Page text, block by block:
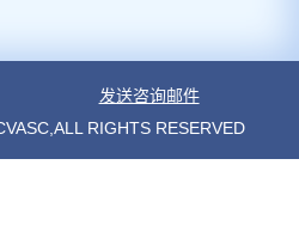
发送咨询邮件
RIGHTS RESERVED